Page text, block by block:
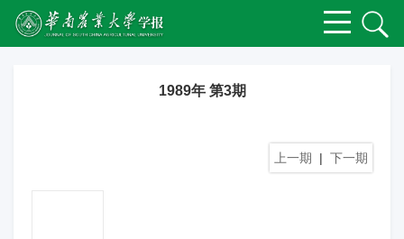
1989年 第3期
上一期 | 下一期